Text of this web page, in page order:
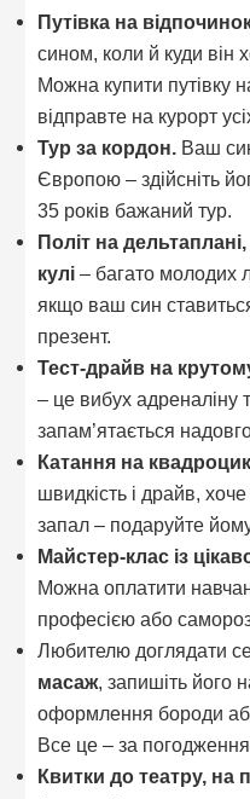
Путівка на
сином, коли й куди він
Можна купити путівку
відправте на курорт
Тур за кордон. Ваш
Європою – здійсніть
35 років бажаний тур.
Політ на дельтаплані,
кулі – багато молодих
якщо ваш син
презент.
Тест-драйв на
– це вибух адреналіну
запам’ятається
Катання на
швидкість і драйв,
запал – подаруйте
Майстер-клас із
Можна оплатити
професією або
Любителю доглядати
масаж, запишіть його
оформлення бороди
Все це – за
Квитки до театру, на